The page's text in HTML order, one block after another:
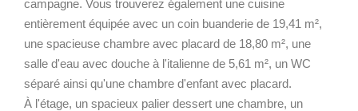
campagne. Vous trouverez également une cuisine
entièrement équipée avec un coin buanderie de 19,41 m²,
une spacieuse chambre avec placard de 18,80 m², une
salle d'eau avec douche à l'italienne de 5,61 m², un WC
séparé ainsi qu'une chambre d'enfant avec placard.
À l'étage, un spacieux palier dessert une chambre, un